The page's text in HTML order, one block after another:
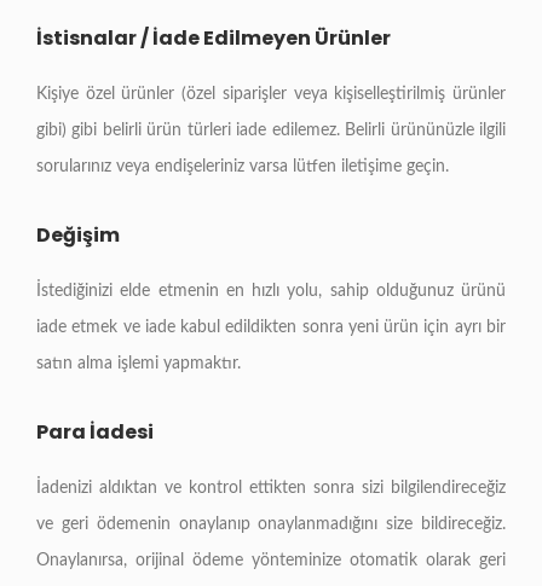
İstisnalar / İade Edilmeyen Ürünler
Kişiye özel ürünler (özel siparişler veya kişiselleştirilmiş ürünler
gibi) gibi belirli ürün türleri iade edilemez. Belirli ürününüzle ilgili
sorularınız veya endişeleriniz varsa lütfen iletişime geçin.
Değişim
İstediğinizi elde etmenin en hızlı yolu, sahip olduğunuz ürünü
iade etmek ve iade kabul edildikten sonra yeni ürün için ayrı bir
satın alma işlemi yapmaktır.
Para İadesi
İadenizi aldıktan ve kontrol ettikten sonra sizi bilgilendireceğiz
ve geri ödemenin onaylanıp onaylanmadığını size bildireceğiz.
Onaylanırsa, orijinal ödeme yönteminize otomatik olarak geri